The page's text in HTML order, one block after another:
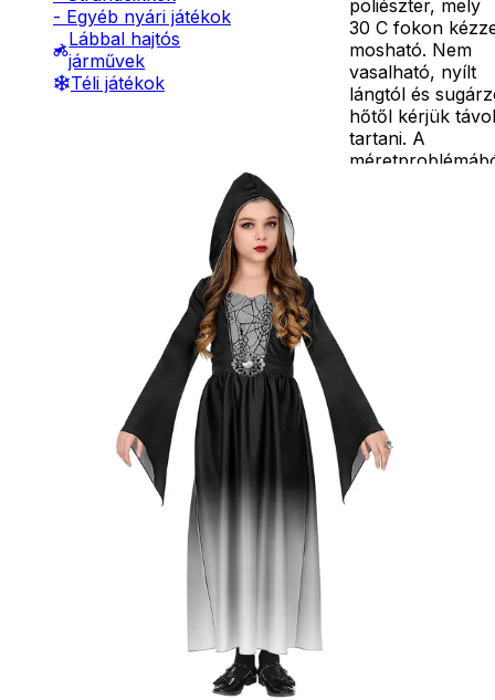
- Egyéb nyári játékok
Lábbal hajtós
járművek
Téli játékok
poliészter, mely
30 C fokon
mosható. Nem
vasalható, nyílt
lángtól és
hőtől kérjük távol
tartani. A
Tájékoztatjuk
kedves
vásárlóinkat,
a jelmezek nem
tartalmazzák a
kiegészítőket,